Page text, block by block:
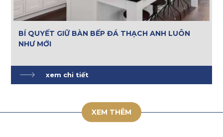
BÍ QUYẾT GIỮ BÀN BẾP ĐÁ THẠCH ANH LUÔN
NHƯ MỚI
xem chi tiết
XEM THÊM